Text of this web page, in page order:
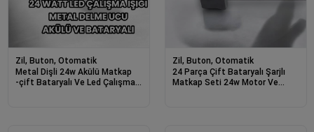
Zil, Buton, Otomatik
Metal Dişli 24w Akülü Matkap
-çift Bataryalı Ve Led Çalışma
Zil, Buton, Otomatik
24 Parça Çift Bataryalı Şarjlı
Matkap Seti 24w Motor Ve